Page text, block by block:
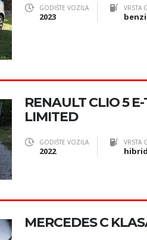
GODIŠTE VOZILA
2023
VRSTA
RENAULT CLIO 5
LIMITED
GODIŠTE VOZILA
2022
VRSTA
hibrid
MERCEDES C